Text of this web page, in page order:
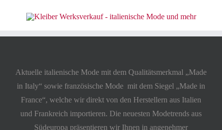
Aktuelle italienische Mode mit dem Qualitätsmerkmal „Made
in Italy“ sowie französische Mode mit dem Siegel „Made in
France“, welche wir direkt von den Herstellern aus Italien
und Frankreich importieren. Die neuesten Modetrends aus
Südeuropa präsentieren wir Ihnen in angenehmer